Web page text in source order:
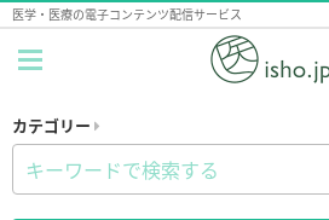
医学・医療の電子コンテンツ配信サービス
カテゴリー